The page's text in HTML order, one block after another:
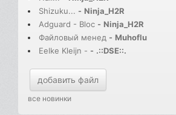
Shizuku... - Ninja_H2R
Adguard - Bloc - Ninja_H2R
Файловый менед - Muhoflu
Eelke Kleijn - - .::DSE::.
добавить файл
все новинки